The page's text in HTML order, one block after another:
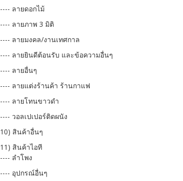
---- ลายดอกไม้
---- ลายภาพ 3 มิติ
---- ลายมงคล/งานเทศกาล
---- ลายยินดีต้อนรับ และข้อความอื่นๆ
---- ลายอื่นๆ
---- ลายแต่งร้านค้า ร้านกาแฟ
---- ลายโทนขาวดำ
---- วอลเปเปอร์ติดผนัง
10) สินค้าอื่นๆ
11) สินค้าไอที
---- ลำโพง
---- อุปกรณ์อื่นๆ